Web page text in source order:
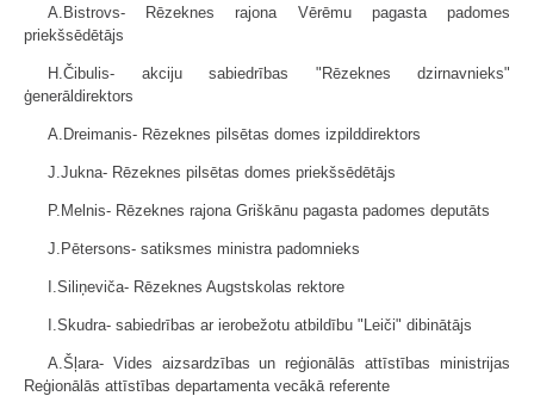
A.Bistrovs- Rēzeknes rajona Vērēmu pagasta padomes
priekšsēdētājs
H.Čibulis- akciju sabiedrības "Rēzeknes dzirnavnieks"
ģenerāldirektors
A.Dreimanis- Rēzeknes pilsētas domes izpilddirektors
J.Jukna- Rēzeknes pilsētas domes priekšsēdētājs
P.Melnis- Rēzeknes rajona Griškānu pagasta padomes deputāts
J.Pētersons- satiksmes ministra padomnieks
I.Siliņeviča- Rēzeknes Augstskolas rektore
I.Skudra- sabiedrības ar ierobežotu atbildību "Leiči" dibinātājs
A.Šļara- Vides aizsardzības un reģionālās attīstības ministrijas
Reģionālās attīstības departamenta vecākā referente